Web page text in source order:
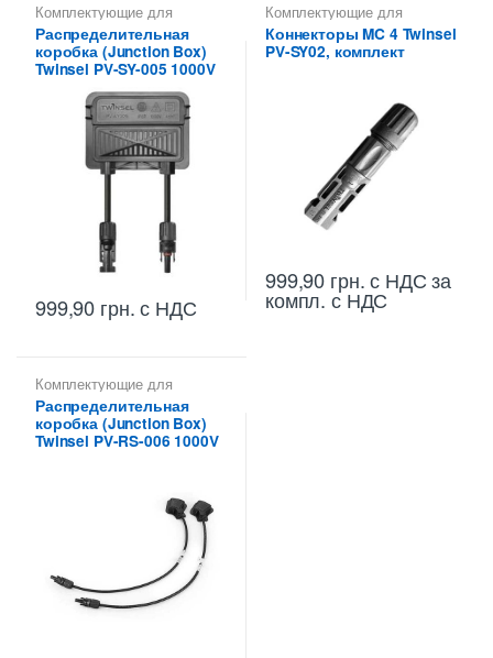
Комплектующие для
солнечных панелей
Распределительная
коробка (Junction Box)
Twinsel PV-SY-005 1000V
999,90 грн.с НДС
Комплектующие для
солнечных панелей
Коннекторы MC 4 Twinsel
PV-SY02, комплект
999,90 грн.с НДС за
компл. с НДС
Комплектующие для
солнечных панелей
Распределительная
коробка (Junction Box)
Twinsel PV-RS-006 1000V